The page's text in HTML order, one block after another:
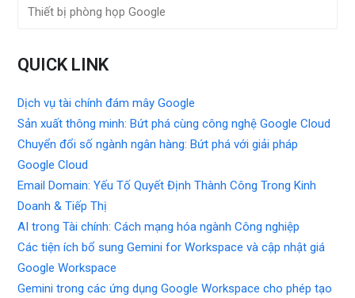
Thiết bị phòng họp Google
QUICK LINK
Dịch vụ tài chính đám mây Google
Sản xuất thông minh: Bứt phá cùng công nghệ Google Cloud
Chuyển đổi số ngành ngân hàng: Bứt phá với giải pháp
Google Cloud
Email Domain: Yếu Tố Quyết Định Thành Công Trong Kinh
Doanh & Tiếp Thị
AI trong Tài chính: Cách mạng hóa ngành Công nghiệp
Các tiện ích bổ sung Gemini for Workspace và cập nhật giá
Google Workspace
Gemini trong các ứng dụng Google Workspace cho phép tạo